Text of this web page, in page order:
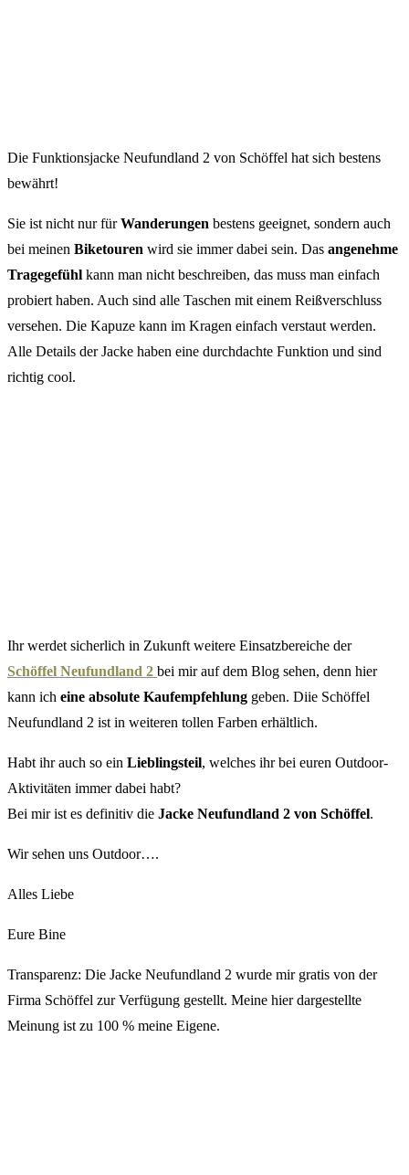
Die Funktionsjacke Neufundland 2 von Schöffel hat sich bestens
bewährt!
Sie ist nicht nur fürWanderungen bestens geeignet, sondern auch
bei meinen Biketouren wird sie immer dabei sein. Das angenehme
Tragegefühl kann man nicht beschreiben, das muss man einfach
probiert haben. Auch sind alle Taschen mit einem Reißverschluss
versehen. Die Kapuze kann im Kragen einfach verstaut werden.
Alle Details der Jacke haben eine durchdachte Funktion und sind
richtig cool.
Ihr werdet sicherlich in Zukunft weitere Einsatzbereiche der
Schöffel Neufundland 2 bei mir auf dem Blog sehen, denn hier
kann ich eine absolute Kaufempfehlung geben. Diie Schöffel
Neufundland 2 ist in weiteren tollen Farben erhältlich.
Habt ihr auch so ein Lieblingsteil, welches ihr bei euren Outdoor-
Aktivitäten immer dabei habt?
Bei mir ist es definitiv die Jacke Neufundland 2 von Schöffel.
Wir sehen uns Outdoor….
Alles Liebe
Eure Bine
Transparenz: Die Jacke Neufundland 2 wurde mir gratis von der
Firma Schöffel zur Verfügung gestellt. Meine hier dargestellte
Meinung ist zu 100 % meine Eigene.